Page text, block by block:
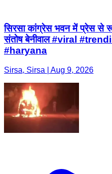
सिरसा कांग्रेस भवन में प्रेस से
संतोष बेनीवाल #viral
#haryana
Sirsa, Sirsa | Aug 9, 2026